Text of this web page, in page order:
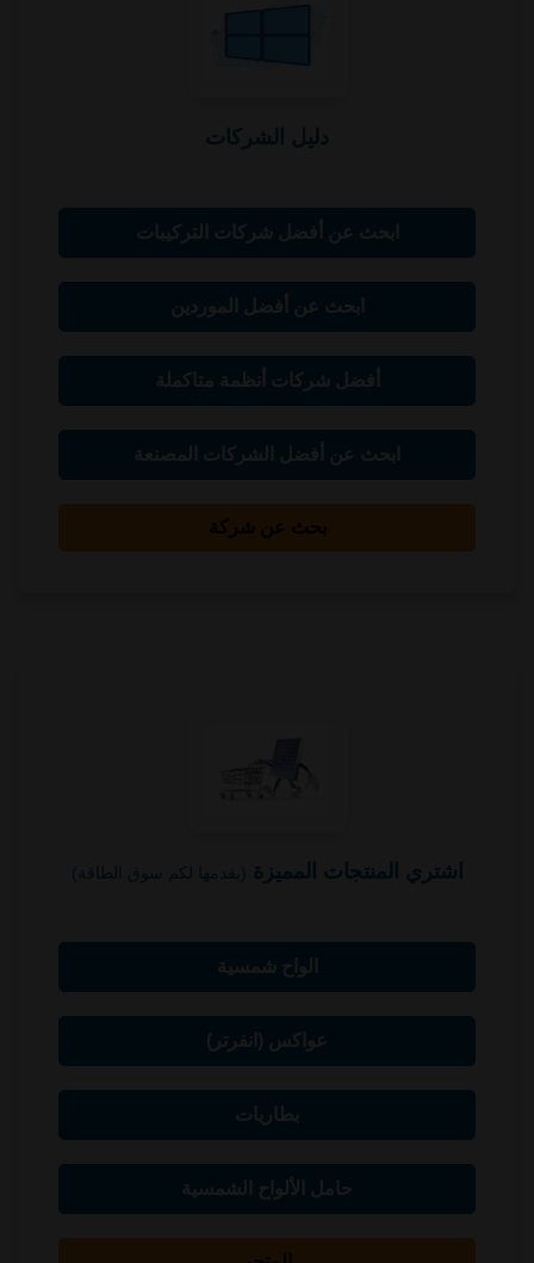
دليل الشركات
ابحث عن أفضل شركات التركيبات
ابحث عن أفضل الموردين
أفضل شركات أنظمة متاكملة
ابحث عن أفضل الشركات المصنعة
اشتري المنتجات المميزة (يقدمها لكم سوق الطاقة)
الواح شمسية
عواكس (انفرتر)
بطاريات
حامل الألواح الشمسية